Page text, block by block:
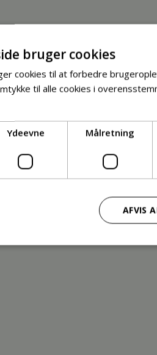
bruger cookies
cookies til at forbedre
til alle cookies i
Ydeevne Målretning
AFVIS